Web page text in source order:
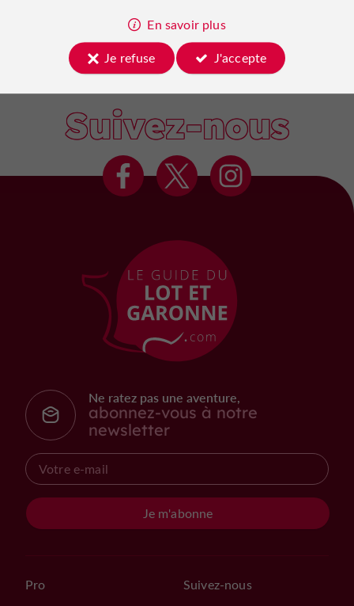
Marmande
Suivez-nous
Ne ratez pas une aventure,
abonnez-vous à notre
newsletter
Je m'abonne
Pro Suivez-nous
En savoir plus
Je refuse
J'accepte